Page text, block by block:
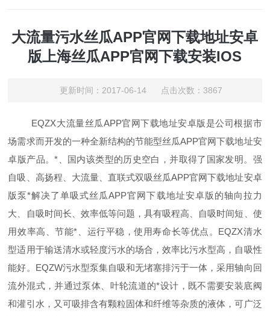
大流量污水丝瓜APP官网下载地址安卓
版上海丝瓜APP官网下载安装IOS
更新时间：2017-06-14 点击次数：3867
EQZX大流量丝瓜APP官网下载地址安卓版是公司根据市
场需求而开发的一种全新结构的节能型丝瓜APP官网下载地址安
卓版产品。*、国内该类型的历史空白，并取得了国家发明。强
自吸、高扬程、大流量、直联式双吸丝瓜APP官网下载地址安卓
版泵*解决了单吸式丝瓜APP官网下载地址安卓版的轴向拉力
大、自吸时间长、效率低等问题，具有吸程高、自吸时间短、使
用效率高、节能*、运行平稳，使用寿命长等优点。EQZX清水
型适用于输送清水或轻度污水的场合，效率比污水型高，自吸性
能好。EQZW污水型泵集自吸和无堵塞排污于一体，采用轴向回
流外混式，并通过泵体、叶轮流道的*设计，既不需要安装底阀
和灌引水，又可吸排含有颗粒固体和纤维等杂质的液体，可广泛